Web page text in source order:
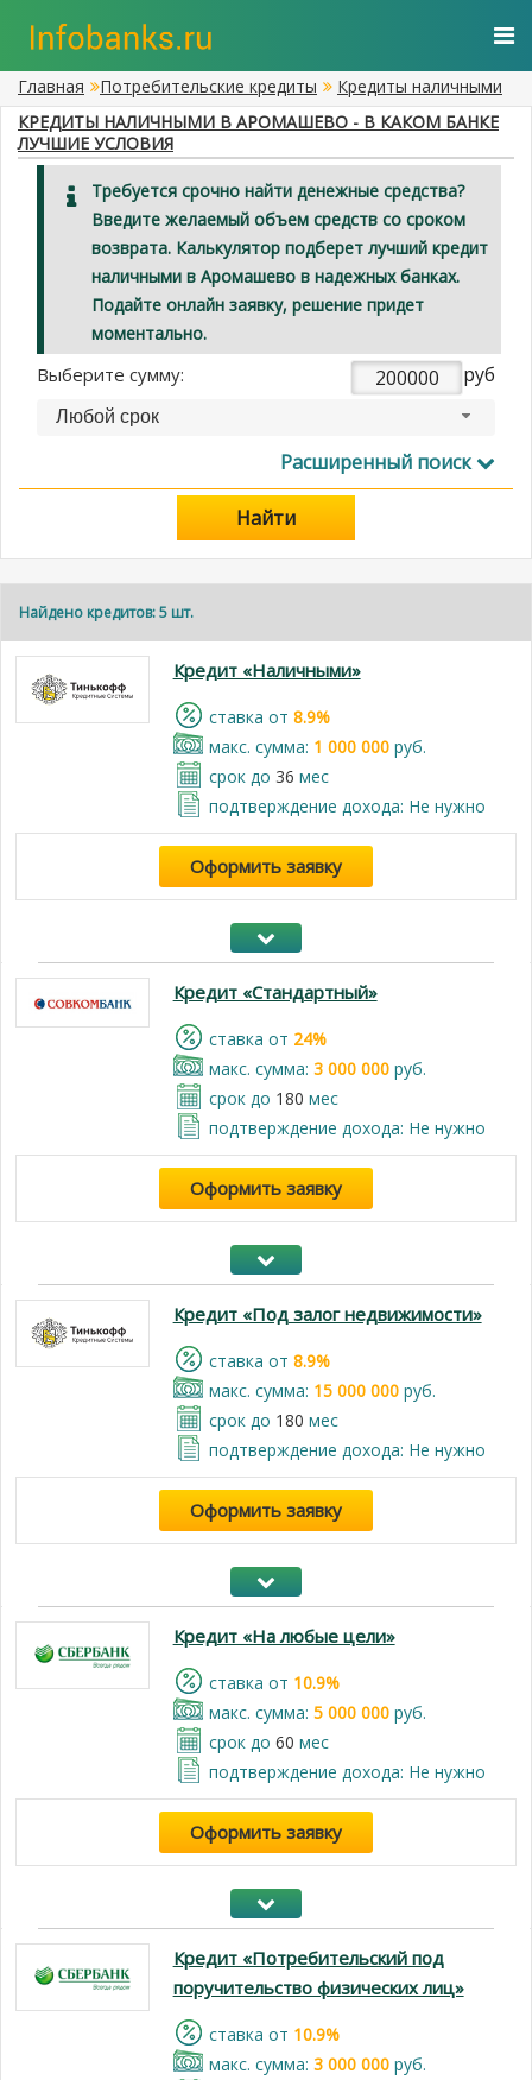
Главная Потребительские кредиты
Кредиты наличными
КРЕДИТЫ НАЛИЧНЫМИ В АРОМАШЕВО - В КАКОМ БАНКЕ
ЛУЧШИЕ УСЛОВИЯ
Требуется срочно найти денежные средства?
Введите желаемый объем средств со сроком
возврата. Калькулятор подберет лучший кредит
наличными в Аромашево в надежных банках.
Подайте онлайн заявку, решение придет
моментально.
Выберите сумму: руб
Любой срок
Расширенный поиск
Найти
Найдено кредитов: 5 шт.
Кредит «Наличными»
cтавка от 8.9%
макс. сумма: 1 000 000руб.
срок до 36 мес
подтверждение дохода: Не нужно
Оформить заявку
Кредит «Стандартный»
cтавка от 24%
макс. сумма: 3 000 000руб.
срок до 180 мес
подтверждение дохода: Не нужно
Оформить заявку
Кредит «Под залог недвижимости»
cтавка от 8.9%
макс. сумма: 15 000 000руб.
срок до 180 мес
подтверждение дохода: Не нужно
Оформить заявку
Кредит «На любые цели»
cтавка от 10.9%
макс. сумма: 5 000 000руб.
срок до 60 мес
подтверждение дохода: Не нужно
Оформить заявку
Кредит «Потребительский под
поручительство физических лиц»
cтавка от 10.9%
макс. сумма: 3 000 000руб.